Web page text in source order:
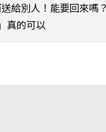
給別人！能要回來嗎
真的可以